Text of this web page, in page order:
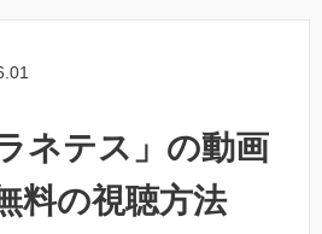
ネテス」の動画
料の視聴方法